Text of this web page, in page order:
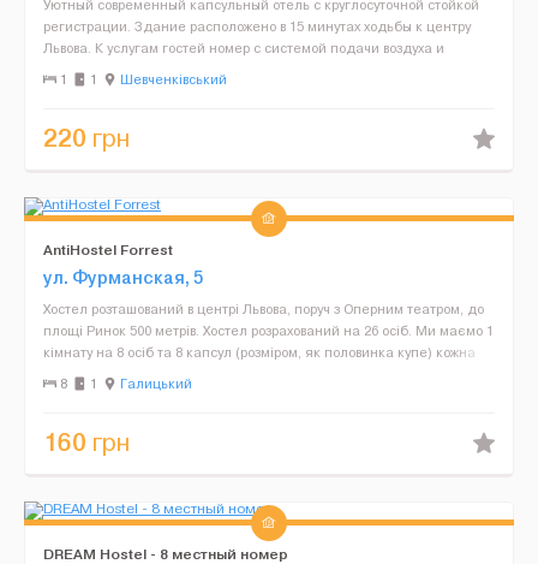
Уютный современный капсульный отель с круглосуточной стойкой
регистрации. Здание расположено в 15 минутах ходьбы к центру
Львова. К услугам гостей номер с системой подачи воздуха и
бесплатным Wi-Fi. Каждому предоставляется персона...
1 1 Шевченківський
220 грн
AntiHostel Forrest
ул. Фурманская, 5
Хостел розташований в центрі Львова, поруч з Оперним театром, до
площі Ринок 500 метрів. Хостел розрахований на 26 осіб. Ми маємо 1
кімнату на 8 осіб та 8 капсул (розміром, як половинка купе) кожна
капсула розрахована на 2 людини...
8 1 Галицький
160 грн
DREAM Hostel - 8 местный номер